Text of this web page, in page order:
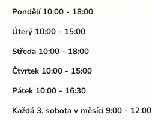
Pondělí 10:00 - 18:00
Úterý 10:00 - 15:00
Středa 10:00 - 18:00
Čtvrtek 10:00 - 15:00
Pátek 10:00 - 16:30
Každá 3. sobota v měsíci 9:00 - 12:00